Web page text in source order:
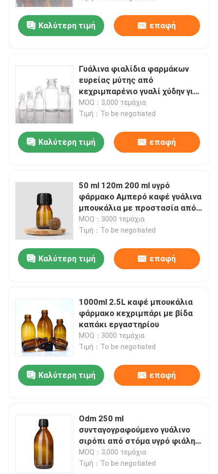
Καλύτερη τιμή επαφή
Γυάλινα φιαλίδια φαρμάκων
ευρείας μύτης από
κεχριμπαρένιο γυαλί χύδην για
χάπια Χημικό αντιδραστήρα
250 ml 500 ml
MOQ：3,000 τεμάχια
Τιμή：To be negotiated
Καλύτερη τιμή επαφή
50 ml 120m 200 ml υγρό
φάρμακο Αμπερό καφέ γυάλινα
μπουκάλια με προστασία από
παιδιά
MOQ：3000 τεμάχια
Τιμή：To be negotiated
Καλύτερη τιμή επαφή
1000ml 2.5L καφέ μπουκάλια
φάρμακο κεχριμπάρι με βίδα
καπάκι εργαστηρίου
MOQ：3000 τεμάχια
Τιμή：To be negotiated
Καλύτερη τιμή επαφή
Odm 250 ml
συνταγογραφούμενο γυάλινο
σιρόπι από στόμα υγρό φιάλη
για φάρμακα
MOQ：3,000 τεμάχια
Τιμή：To be negotiated